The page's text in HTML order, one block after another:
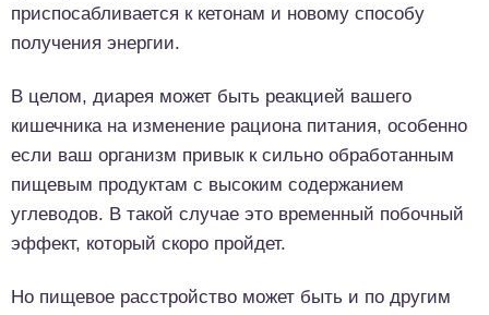
приспосабливается к кетонам и новому способу
получения энергии.
В целом, диарея может быть реакцией вашего
кишечника на изменение рациона питания, особенно
если ваш организм привык к сильно обработанным
пищевым продуктам с высоким содержанием
углеводов. В такой случае это временный побочный
эффект, который скоро пройдет.
Но пищевое расстройство может быть и по другим